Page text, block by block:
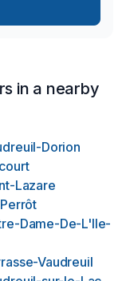
in a nearby
Dorion
Lazare
Dame-De-L'Ile-
Vaudreuil